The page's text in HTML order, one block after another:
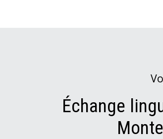
Échange